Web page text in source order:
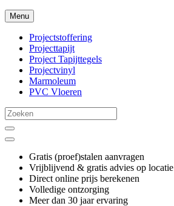
Menu
Projectstoffering
Projecttapijt
Project Tapijttegels
Projectvinyl
Marmoleum
PVC Vloeren
Gratis (proef)stalen aanvragen
Vrijblijvend & gratis advies op locatie
Direct online prijs berekenen
Volledige ontzorging
Meer dan 30 jaar ervaring